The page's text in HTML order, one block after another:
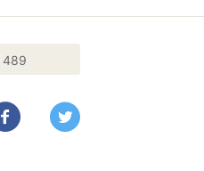
489
る Facebookでシェアする